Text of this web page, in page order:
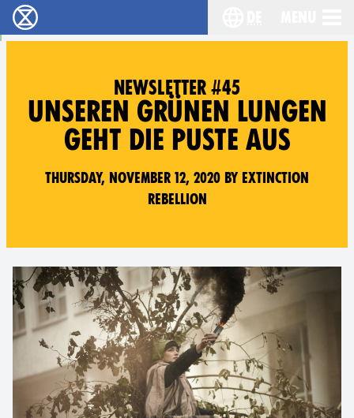
extinction rebellion - Home
NEWSLETTER #45
UNSEREN GRÜNEN LUNGEN
GEHT DIE PUSTE AUS
Thursday, November 12, 2020 by Extinction
Rebellion